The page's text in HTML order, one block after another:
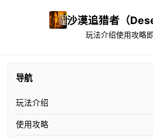
沙漠追猎者（
玩法介绍使用攻略
导航
玩法介绍
使用攻略